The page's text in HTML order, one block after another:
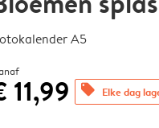
A5
11,99 offers Elke dag